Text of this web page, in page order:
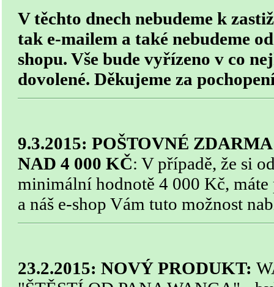
V těchto dnech nebudeme k
tak e-mailem a také nebudeme
shopu. Vše bude vyřízeno v co
dovolené. Děkujeme za
9.3.2015: POŠTOVNÉ
NAD 4 000 KČ: V případě, že si
minimální hodnotě 4 000 Kč, máte
a náš e-shop Vám tuto možnost
23.2.2015: NOVÝ PRODUKT: